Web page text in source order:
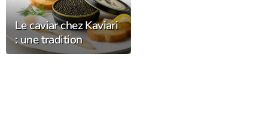
Le caviar chez Kaviari
: une tradition
française au service